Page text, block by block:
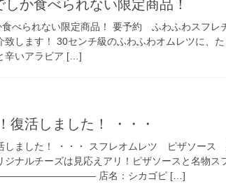
か食べられない限定商品！
べられない限定商品！ 要予約 ふわふわスフレ
致します！ 30センチ級のふわふわオムレツに、
辛いアラビア […]
復活しました！ ・・・
しました！ ・・・ スフレオムレツ ピザソース
ジナルチーズは見応えアリ！ピザソースと名物ス
——————————— 店名：シカゴピ […]